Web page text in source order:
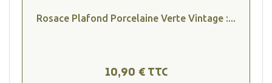
Rosace Plafond Porcelaine Verte Vintage :...
10,90 € TTC